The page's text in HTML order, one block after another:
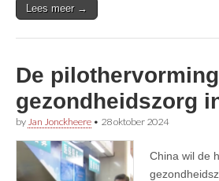
Lees meer →
De
gezondheidszorg
by Jan Jonckheere • 28 oktober 2024
China wil de